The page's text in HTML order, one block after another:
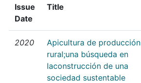
Issue
Date
Title
2020
Apicultura de producción
rural;una búsqueda en
laconstrucción de una
sociedad sustentable